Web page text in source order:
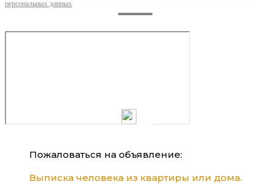
персональных данных
Пожаловаться на объявление:
Выписка человека из квартиры или дома.